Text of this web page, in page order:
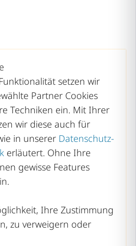
setzen wir
Partner Cookies
Techniken ein. Mit Ihrer
wir diese auch für
in unserer Datenschutz-
erläutert. Ohne Ihre
gewisse Features
Ihre Zustimmung
zu verweigern oder